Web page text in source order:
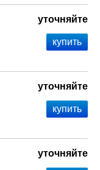
уточняйте
уточняйте
уточняйте